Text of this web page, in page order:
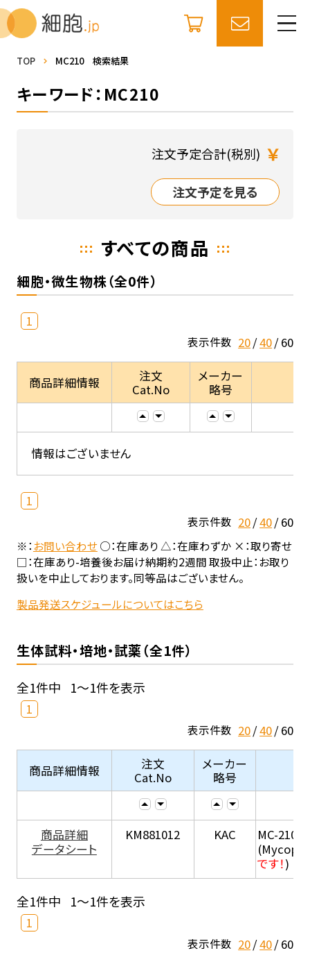
TOP MC210 検索結果
キーワード：MC210
注文予定合計(税別) ￥
注文予定を見る
すべての商品
細胞・微生物株（全0件）
1
表示件数 20 40 60
商品詳細情報
注文
Cat.No
メーカー
略号
情報はございません
1
表示件数 20 40 60
※：お問い合わせ○：在庫あり △：在庫わずか ×：取り寄せ
□：在庫あり-培養後お届け納期約2週間 取扱中止：お取り
扱いを中止しております。同等品はございません。
製品発送スケジュールについてはこちら
生体試料・培地・試薬（全1件）
全1件中 1～1件を表示
1
表示件数 20 40 60
商品詳細情報
注文
Cat.No
メーカー
略号
商品詳細
データシート
KM881012 KAC
MC-210 (
です！)
全1件中 1～1件を表示
1
表示件数 20 40 60